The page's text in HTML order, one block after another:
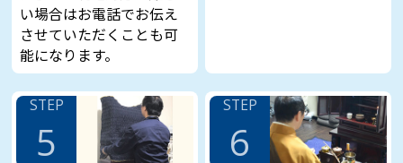
い場合はお電話でお伝え
させていただくことも可
能になります。
STEP
5
STEP
6